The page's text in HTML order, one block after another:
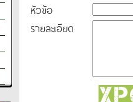
หัวข้อ
รายละเอียด